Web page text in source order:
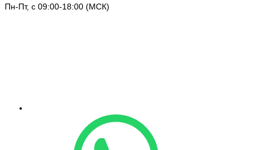
Пн-Пт, с 09:00-18:00 (МСК)